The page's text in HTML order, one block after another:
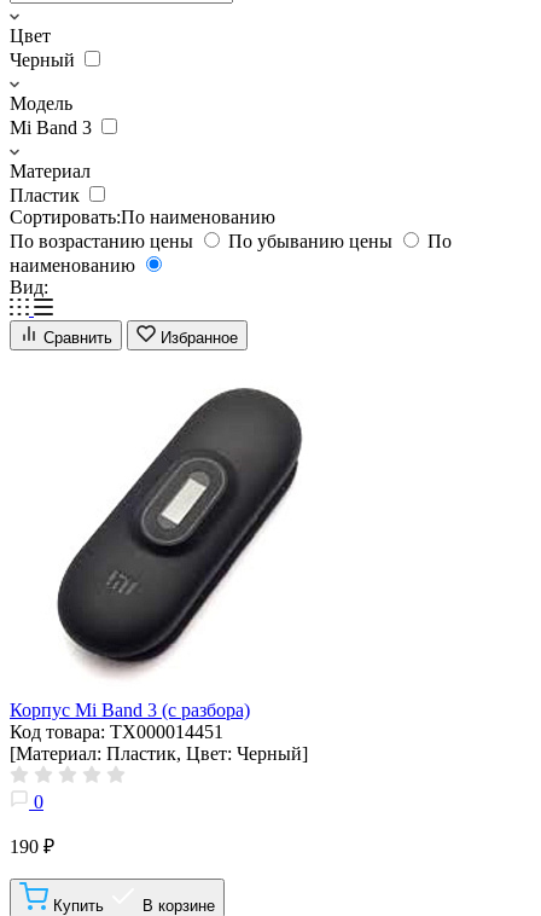
Цвет
Черный
Модель
Mi Band 3
Материал
Пластик
Сортировать:По наименованию
По возрастанию цены
По убыванию цены
По
наименованию
Вид:
Сравнить Избранное
Корпус Mi Band 3 (с разбора)
Код товара: ТХ000014451
[Материал: Пластик, Цвет: Черный]
0
190 ₽
Купить В корзине